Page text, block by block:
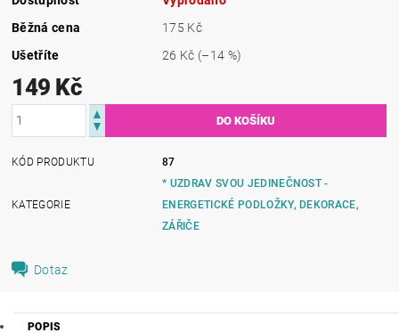
Běžná cena
175 Kč
Ušetříte
26 Kč (–14 %)
149 Kč
KÓD PRODUKTU 87
KATEGORIE
* UZDRAV SVOU JEDINEČNOST -
ENERGETICKÉ PODLOŽKY, DEKORACE,
ZÁŘIČE
Dotaz
POPIS